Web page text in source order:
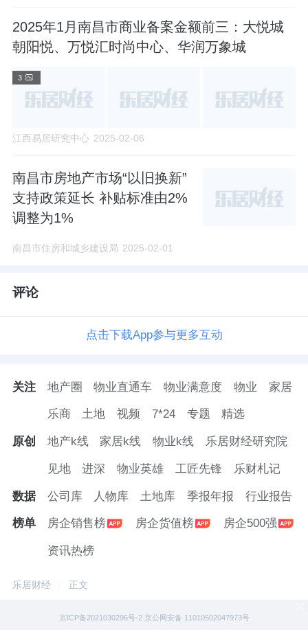
2025年1月南昌市商业备案金额前三：大悦城
朝阳悦、万悦汇时尚中心、华润万象城
3
江西易居研究中心 2025-02-06
南昌市房地产市场“以旧换新”
支持政策延长 补贴标准由2%
调整为1%
南昌市住房和城乡建设局 2025-02-01
评论
点击下载App参与更多互动
关注 地产圈 物业直通车 物业满意度 物业 家居
乐商 土地 视频 7*24 专题 精选
原创 地产k线 家居k线 物业k线 乐居财经研究院
见地 进深 物业英雄 工匠先锋 乐财札记
数据 公司库 人物库 土地库 季报年报 行业报告
榜单 房企销售榜 房企货值榜 房企500强
资讯热榜
乐居财经 正文
京ICP备2021030296号-2 京公网安备 11010502047973号